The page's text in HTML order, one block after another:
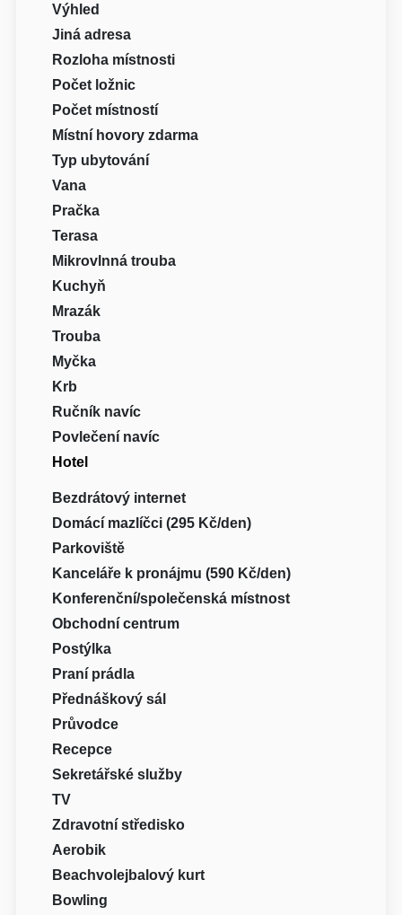
Výhled
Jiná adresa
Rozloha místnosti
Počet ložnic
Počet místností
Místní hovory zdarma
Typ ubytování
Vana
Pračka
Terasa
Mikrovlnná trouba
Kuchyň
Mrazák
Trouba
Myčka
Krb
Ručník navíc
Povlečení navíc
Hotel
Bezdrátový internet
Domácí mazlíčci (295 Kč/den)
Parkoviště
Kanceláře k pronájmu (590 Kč/den)
Konferenční/společenská místnost
Obchodní centrum
Postýlka
Praní prádla
Přednáškový sál
Průvodce
Recepce
Sekretářské služby
TV
Zdravotní středisko
Aerobik
Beachvolejbalový kurt
Bowling